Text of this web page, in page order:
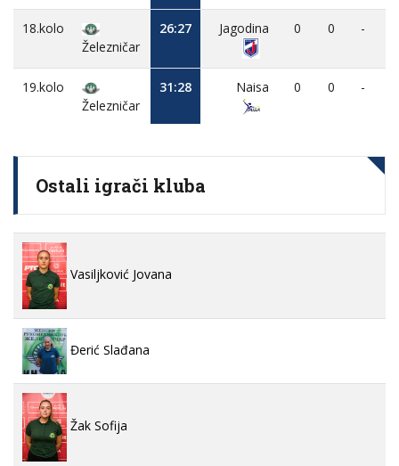
18.kolo
Železničar
26:27 Jagodina 0 0 -
19.kolo
Železničar
31:28 Naisa 0 0 -
Ostali igrači kluba
Vasiljković Jovana
Đerić Slađana
Žak Sofija